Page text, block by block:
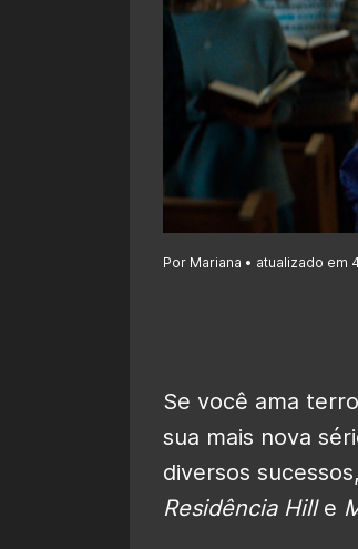
Por Mariana • atualizado em
Se você ama
sua mais nova
diversos
Residência Hille